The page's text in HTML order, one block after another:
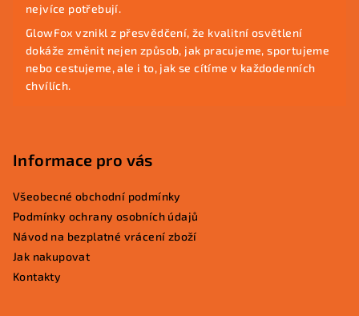
nejvíce potřebují.
GlowFox vznikl z přesvědčení, že kvalitní osvětlení
dokáže změnit nejen způsob, jak pracujeme, sportujeme
nebo cestujeme, ale i to, jak se cítíme v každodenních
chvílích.
Informace pro vás
Všeobecné obchodní podmínky
Podmínky ochrany osobních údajů
Návod na bezplatné vrácení zboží
Jak nakupovat
Kontakty